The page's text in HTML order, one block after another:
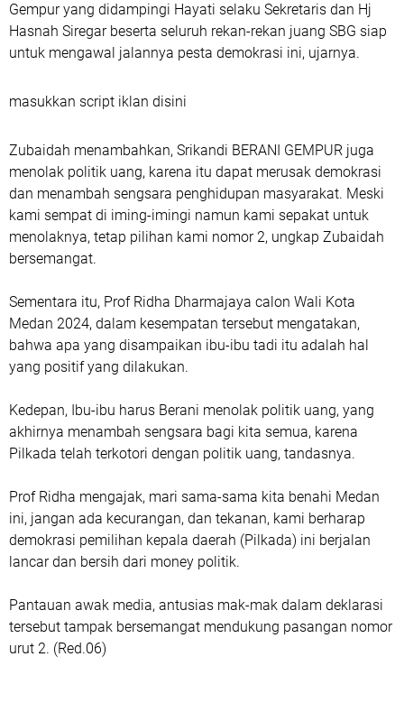
Gempur yang didampingi Hayati selaku Sekretaris dan Hj
Hasnah Siregar beserta seluruh rekan-rekan juang SBG siap
untuk mengawal jalannya pesta demokrasi ini, ujarnya.
masukkan script iklan disini
Zubaidah menambahkan, Srikandi BERANI GEMPUR juga
menolak politik uang, karena itu dapat merusak demokrasi
dan menambah sengsara penghidupan masyarakat. Meski
kami sempat di iming-imingi namun kami sepakat untuk
menolaknya, tetap pilihan kami nomor 2, ungkap Zubaidah
bersemangat.
Sementara itu, Prof Ridha Dharmajaya calon Wali Kota
Medan 2024, dalam kesempatan tersebut mengatakan,
bahwa apa yang disampaikan ibu-ibu tadi itu adalah hal
yang positif yang dilakukan.
Kedepan, Ibu-ibu harus Berani menolak politik uang, yang
akhirnya menambah sengsara bagi kita semua, karena
Pilkada telah terkotori dengan politik uang, tandasnya.
Prof Ridha mengajak, mari sama-sama kita benahi Medan
ini, jangan ada kecurangan, dan tekanan, kami berharap
demokrasi pemilihan kepala daerah (Pilkada) ini berjalan
lancar dan bersih dari money politik.
Pantauan awak media, antusias mak-mak dalam deklarasi
tersebut tampak bersemangat mendukung pasangan nomor
urut 2. (Red.06)